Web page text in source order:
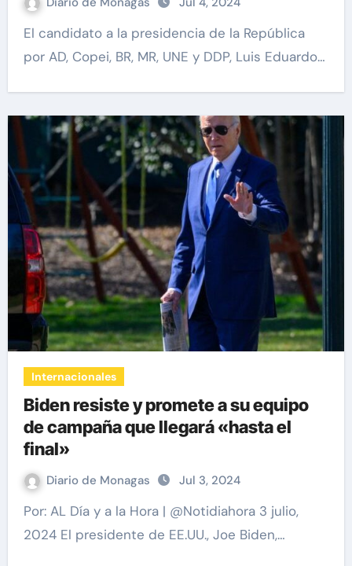
El candidato a la presidencia de la República
por AD, Copei, BR, MR, UNE y DDP, Luis Eduardo…
Internacionales
Biden resiste y promete a su equipo
de campaña que llegará «hasta el
final»
Diario de Monagas Jul 3, 2024
Por: AL Día y a la Hora | @Notidiahora 3 julio,
2024 El presidente de EE.UU., Joe Biden,…